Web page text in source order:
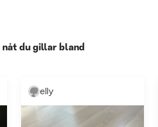
nåt du gillar bland
elly